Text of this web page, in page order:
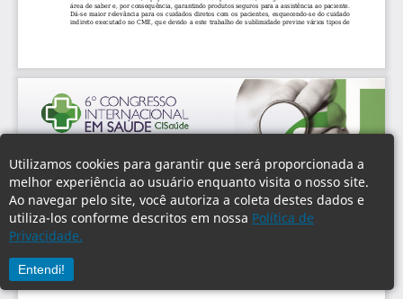
Utilizamos cookies para garantir que será proporcionada a
melhor experiência ao usuário enquanto visita o nosso site.
Ao navegar pelo site, você autoriza a coleta destes dados e
utiliza-los conforme descritos em nossa Política de
Privacidade.
Entendi!